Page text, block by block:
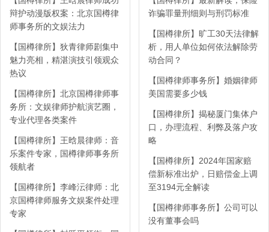
辩护动漫版权案：北京国樽律
师事务所的文娱法力
【国樽律所】狄青律师剧集中
魅力亮相，精湛演技引领观众
热议
【国樽律所】北京国樽律师事
务所：文娱律师护航演艺圈，
专业代理各类案件
【国樽律所】王晗晨律师：音
乐案件专家，国樽律师事务所
领航者
【国樽律所】李峰沄律师：北
京国樽律师服务文娱案件处理
专家
诈骗罪量刑细则与刑罚标准
【国樽律所】旷工30天法律解
析，用人单位如何依法解除劳
动合同？
【国樽律师事务所】婚姻律师
美国需要多少钱
【国樽律所】揭秘厦门集体户
口，办理流程、利弊及落户攻
略
【国樽律所】2024年国家赔
偿新标准出炉，日赔偿金上调
至3194元全解读
【国樽律师事务所】公司可以
没有董事会吗